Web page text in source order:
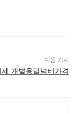
다음 기사
개별용달넘버가격